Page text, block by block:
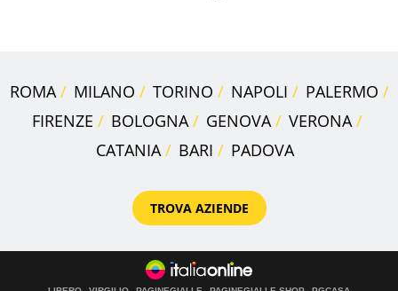
ROMA MILANO TORINO NAPOLI
PALERMO
FIRENZE
BOLOGNA GENOVA
VERONA
CATANIA
BARI PADOVA
TROVA AZIENDE